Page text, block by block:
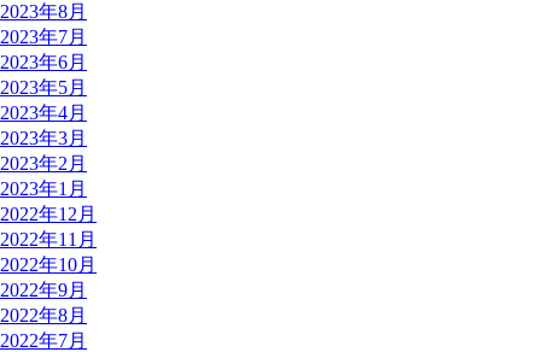
2023年8月
2023年7月
2023年6月
2023年5月
2023年4月
2023年3月
2023年2月
2023年1月
2022年12月
2022年11月
2022年10月
2022年9月
2022年8月
2022年7月